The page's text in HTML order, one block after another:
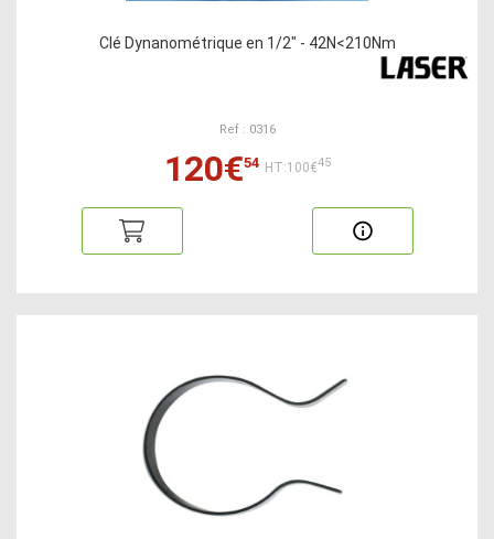
Clé Dynanométrique en 1/2" - 42N<210Nm
Ref : 0316
120€54 HT:100€45